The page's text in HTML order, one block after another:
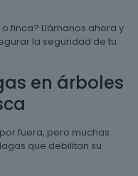
finca? Llámanos ahora y
la seguridad de tu
en árboles
fuera, pero muchas
que debilitan su